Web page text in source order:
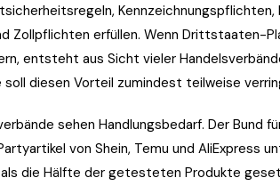
Zollpflichten erfüllen. Wenn Drittstaaten-
entsteht aus Sicht vieler
diesen Vorteil zumindest teilweise
sehen Handlungsbedarf. Der Bund
von Shein, Temu und AliExpress
die Hälfte der getesteten Produkte